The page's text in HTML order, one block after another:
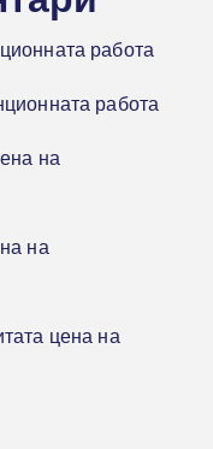
работа
работа
на
на
цена на